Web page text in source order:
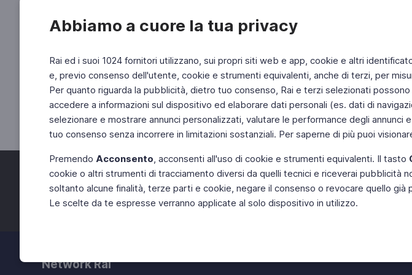
Abbiamo a cuore la tua privacy
Rai ed i suoi 1024 fornitori utilizzano, sui propri siti web e app, cookie e altri
e, previo consenso dell'utente, cookie e strumenti equivalenti, anche di terzi, per
Per quanto riguarda la pubblicità, dietro tuo consenso, Rai e terzi selezionati
accedere a informazioni sul dispositivo ed elaborare dati personali (es. dati di
selezionare e mostrare annunci personalizzati, valutare le performance degli
tuo consenso senza incorrere in limitazioni sostanziali. Per saperne di più puoi
Premendo Acconsento, acconsenti all'uso di cookie e strumenti equivalenti. Il tasto
cookie o altri strumenti di tracciamento diversi da quelli tecnici e riceverai pubblicità
soltanto alcune finalità, terze parti e cookie, negare il consenso o revocare quello
Le scelte da te espresse verranno applicate al solo dispositivo in utilizzo.
Facebook Twitter Instagram